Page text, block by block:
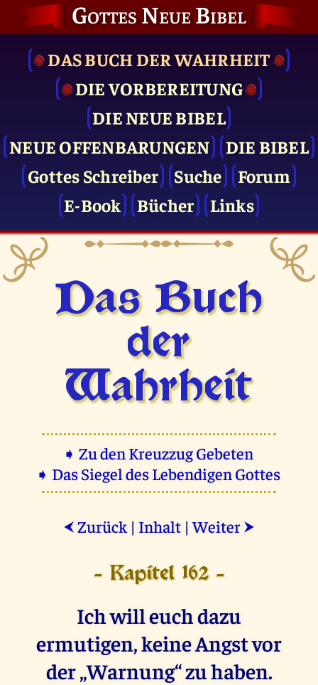
Gottes Neue Bibel
DAS BUCH DER WAHRHEIT
DIE VOR­BEREITUNG
DIE NEUE BIBEL
NEUE OFFENBARUNGEN
DIE BIBEL
Gottes Schreiber
Suche
Forum
E-Book
Bücher Links
Das Buch
der
Wahrheit
➧ Zu den Kreuzzug Gebeten
➧ Das Siegel des Lebendigen Gottes
⮜ Zurück | Inhalt |Weiter ⮞
- Kapitel 162 -
Ich will euch dazu
ermutigen, keine Angst vor
der „Warnung“ zu haben.